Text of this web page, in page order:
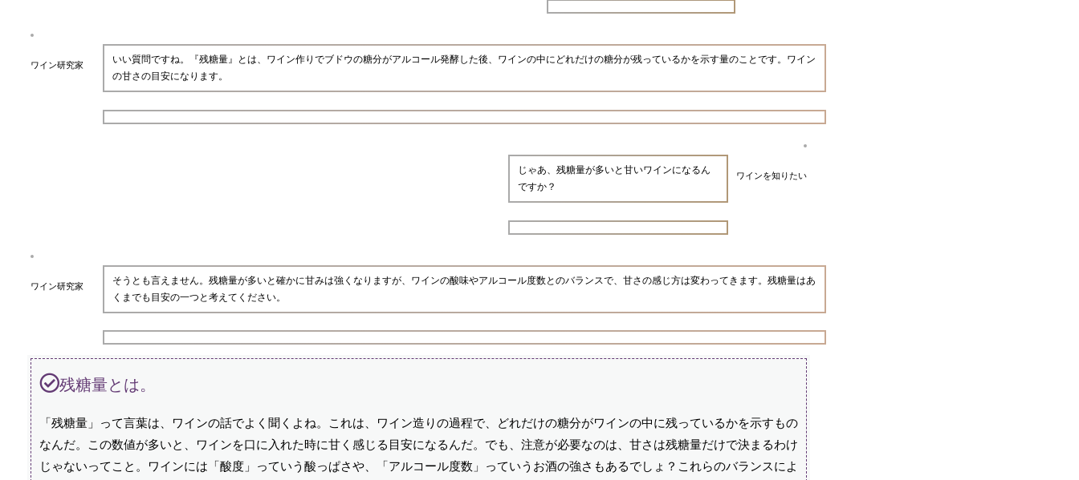
ワイン研究家
いい質問ですね。『残糖量』とは、ワイン作りでブドウの糖分がアルコール発酵した後、ワインの中にどれだけの糖分が残っているかを示す量のことです。ワイン
の甘さの目安になります。
ワインを知りたい
じゃあ、残糖量が多いと甘いワインになるん
ですか？
ワイン研究家
そうとも言えません。残糖量が多いと確かに甘みは強くなりますが、ワインの酸味やアルコール度数とのバランスで、甘さの感じ方は変わってきます。残糖量はあ
くまでも目安の一つと考えてください。
残糖量とは。
「残糖量」って言葉は、ワインの話でよく聞くよね。これは、ワイン造りの過程で、どれだけの糖分がワインの中に残っているかを示すもの
なんだ。この数値が多いと、ワインを口に入れた時に甘く感じる目安になるんだ。でも、注意が必要なのは、甘さは残糖量だけで決まるわけ
じゃないってこと。ワインには「酸度」っていう酸っぱさや、「アルコール度数」っていうお酒の強さもあるでしょ？これらのバランスによ